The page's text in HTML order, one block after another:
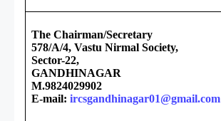
The Chairman/Secretary
578/A/4, Vastu Nirmal Society,
Sector-22,
GANDHINAGAR
M.9824029902
E-mail: ircsgandhinagar01@gmail.com